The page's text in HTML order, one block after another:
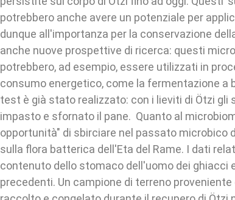
potrebbero anche avere un potenziale per
dunque all'importanza per la conservazione
anche nuove prospettive di ricerca: questi
potrebbero, ad esempio, essere utilizzati in
consumo energetico, come la fermentazione a
test è già stato realizzato: con i lieviti di Ötzi gli
impasto e sfornato il pane. Quanto al
opportunità" di sbirciare nel passato microbico
sulla flora batterica dell'Eta del Rame. I dati
contenuto dello stomaco dell'uomo dei ghiacci
precedenti. Un campione di terreno